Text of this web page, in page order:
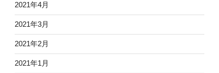
2021年4月
2021年3月
2021年2月
2021年1月